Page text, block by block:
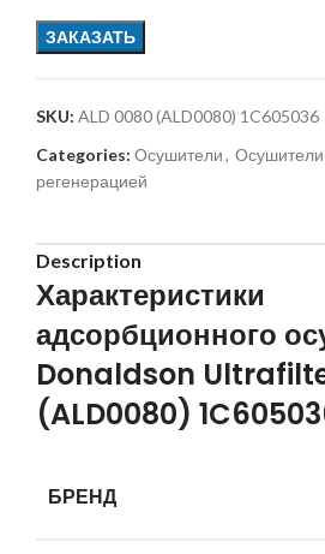
ЗАКАЗАТЬ
SKU: ALD 0080 (ALD0080) 1C605036
Categories: Осушители, Осушители
регенерацией
Description
Характеристики
адсорбционного
Donaldson
(ALD0080)
БРЕНД